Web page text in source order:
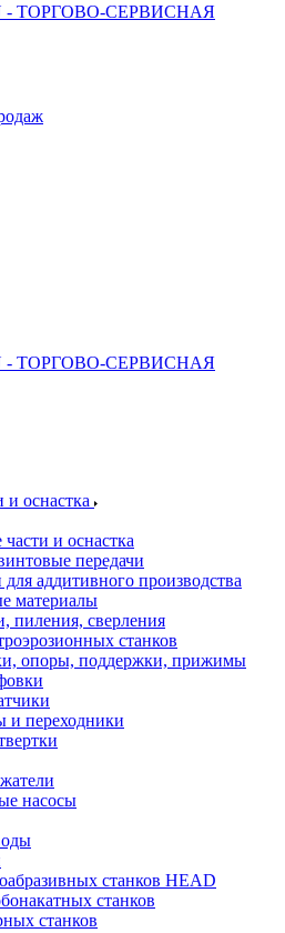
и оснастка
и оснастка
передачи
аддитивного производства
материалы
пиления, сверления
станков
опоры, поддержки, прижимы
и переходники
насосы
станков HEAD
станков
станков